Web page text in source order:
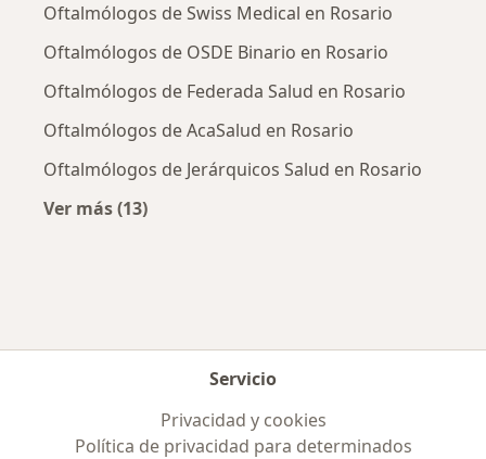
Oftalmólogos de Swiss Medical en Rosario
Oftalmólogos de OSDE Binario en Rosario
Oftalmólogos de Federada Salud en Rosario
Oftalmólogos de AcaSalud en Rosario
Oftalmólogos de Jerárquicos Salud en Rosario
Ver más (13)
Servicio
Privacidad y cookies
Política de privacidad para determinados